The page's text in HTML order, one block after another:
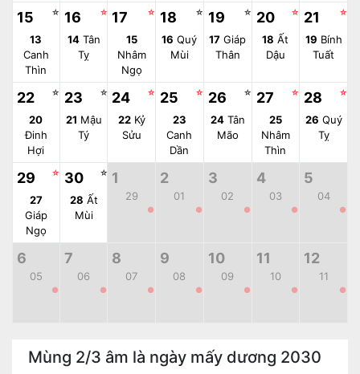
15 ☆
13
Canh
Thìn
16 ☆
14Tân
Tỵ
17 ☆
15
Nhâm
Ngọ
18 ☆
16 Quý
Mùi
19 ☆
17 Giáp
Thân
20 ☆
18 Ất
Dậu
21 ☆
19 Bính
Tuất
22 ☆
20
Đinh
Hợi
23 ☆
21 Mậu
Tý
24 ☆
22Kỷ
Sửu
25 ☆
23
Canh
Dần
26 ☆
24Tân
Mão
27 ☆
25
Nhâm
Thìn
28 ☆
26 Quý
Tỵ
29 ☆
27
Giáp
Ngọ
30 ☆
28 Ất
Mùi
1
29
●
2
01
●
3
02
●
4
03
●
5
04
●
6
05
●
7
06
●
8
07
●
9
08
●
10
09
●
11
10
●
12
11
●
Mùng 2/3 âm là ngày mấy dương 2030